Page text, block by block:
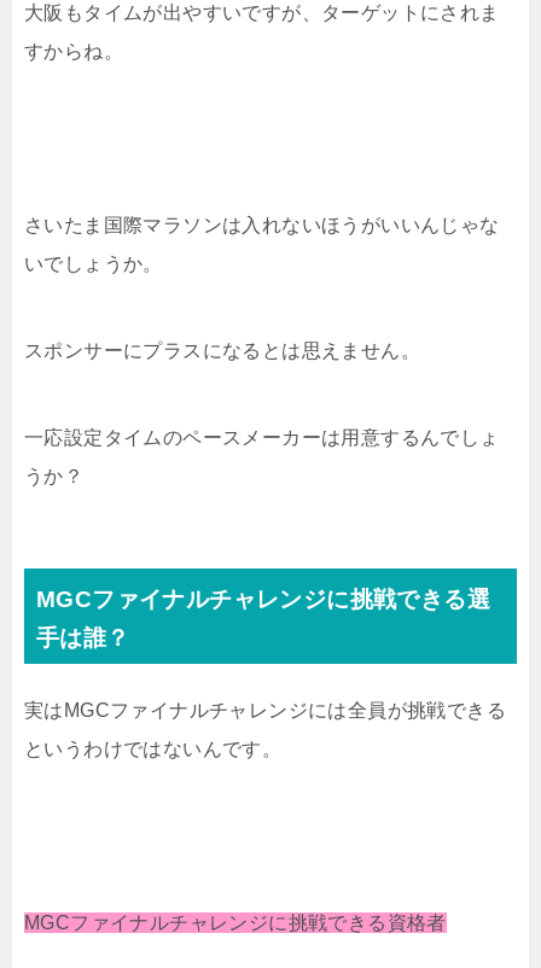
大阪もタイムが出やすいですが、ターゲットにされま
すからね。
さいたま国際マラソンは入れないほうがいいんじゃな
いでしょうか。
スポンサーにプラスになるとは思えません。
一応設定タイムのペースメーカーは用意するんでしょ
うか？
MGCファイナルチャレンジに挑戦できる選
手は誰？
実はMGCファイナルチャレンジには全員が挑戦できる
というわけではないんです。
MGCファイナルチャレンジに挑戦できる資格者